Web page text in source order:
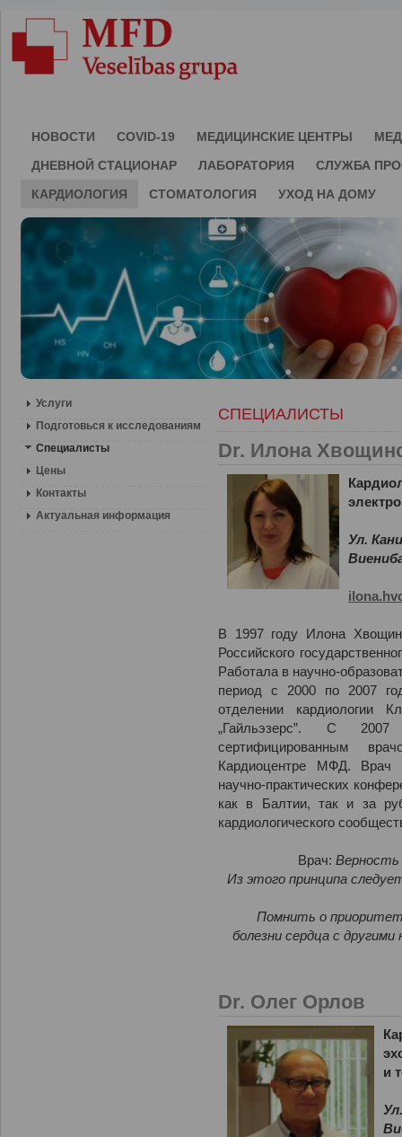
НОВОСТИ COVID-19 МЕДИЦИНСКИЕ ЦЕНТРЫ
ДНЕВНОЙ СТАЦИОНАР
ЛАБОРАТОРИЯ
СЛУЖБА
КАРДИОЛОГИЯ
СТОМАТОЛОГИЯ УХОД НА ДОМУ
Услуги
Подготовься к исследованиям
Специалисты
Цены
Контакты
Актуальная информация
СПЕЦИАЛИСТЫ
Dr. Илона
Ул.
В 1997 году Илона
Российского
Работала в научно-
период с 2000 по 2007
отделении кардиологии
„Гайльэзерс”. С
сертифицированным
Кардиоцентре МФД. Врач
научно-практических
как в Балтии, так и за
кардиологического
Врач: Верность
Из этого принципа
Помнить о
болезни сердца с
Dr. Олег Орлов
и